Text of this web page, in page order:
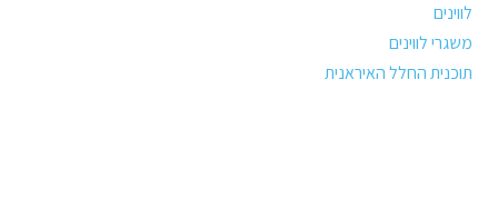
לווינים
משגרי לווינים
תוכנית החלל האיראנית